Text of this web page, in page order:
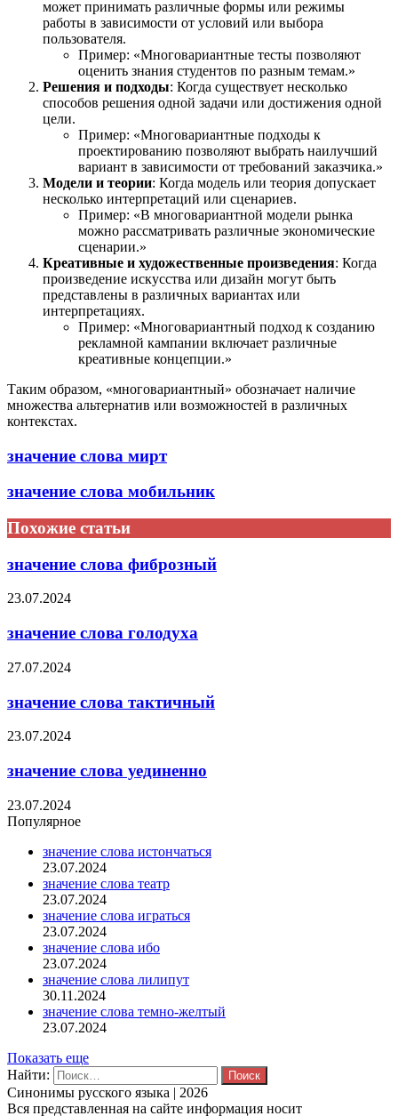
может принимать различные формы или режимы
работы в зависимости от условий или выбора
пользователя.
Пример: «Многовариантные тесты позволяют
оценить знания студентов по разным темам.»
Решения и подходы: Когда существует несколько
способов решения одной задачи или достижения одной
цели.
Пример: «Многовариантные подходы к
проектированию позволяют выбрать наилучший
вариант в зависимости от требований заказчика.»
Модели и теории: Когда модель или теория допускает
несколько интерпретаций или сценариев.
Пример: «В многовариантной модели рынка
можно рассматривать различные экономические
сценарии.»
Креативные и художественные произведения: Когда
произведение искусства или дизайн могут быть
представлены в различных вариантах или
интерпретациях.
Пример: «Многовариантный подход к созданию
рекламной кампании включает различные
креативные концепции.»
Таким образом, «многовариантный» обозначает наличие
множества альтернатив или возможностей в различных
контекстах.
значение слова мирт
значение слова мобильник
Похожие статьи
значение слова фиброзный
23.07.2024
значение слова голодуха
27.07.2024
значение слова тактичный
23.07.2024
значение слова уединенно
23.07.2024
Популярное
значение слова истончаться
23.07.2024
значение слова театр
23.07.2024
значение слова играться
23.07.2024
значение слова ибо
23.07.2024
значение слова лилипут
30.11.2024
значение слова темно-желтый
23.07.2024
Показать еще
Найти:
Синонимы русского языка | 2026
Вся представленная на сайте информация носит